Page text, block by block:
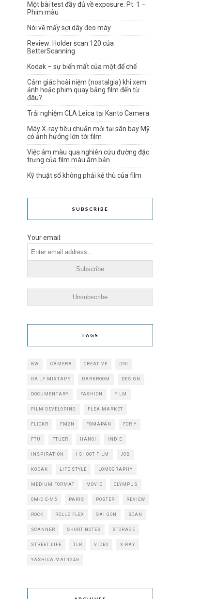
Một bài test đầy đủ về exposure: Pt. 1 –
Phim màu
Nói về mấy sợi dây đeo máy
Review: Holder scan 120 của
BetterScanning
Kodak – sự biến mất của một đế chế
Cảm giác hoài niệm (nostalgia) khi xem
ảnh hoặc phim quay bằng film đến từ
đâu?
Trải nghiệm CLA Leica tại Kanto Camera
Máy X-ray tiêu chuẩn mới tại sân bay Mỹ
có ảnh hưởng lớn tới film
Việc ám màu qua nghiên cứu đường đặc
trưng của film màu âm bản
Kỹ thuật số không phải kẻ thù của film
SUBSCRIBE
Your email:
TAGS
BW CAMERA CREATIVE D90
DAILY MIXTAPE DARKROOM DESIGN
DOCUMENTARY FASHION FILM
FILM DEVELOPING FLEA MARKET
FLICKR FM2N FOMAPAN FOR Y
FTU FTUER HANOI INDIE
INSPIRATION I SHOOT FILM JOB
KODAK LIFE STYLE LOMOGRAPHY
MEDIUM FORMAT MOVIE OLYMPUS
OM-D E-M5 PARIS POSTER REVIEW
ROCK ROLLEIFLEX SAI GON SCAN
SCANNER SHORT NOTES STORAGE
STREET LIFE TLR VIDEO X-RAY
YASHICA MAT-124G